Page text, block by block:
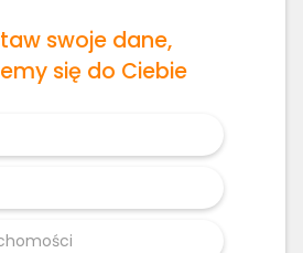
swoje dane,
się do Ciebie